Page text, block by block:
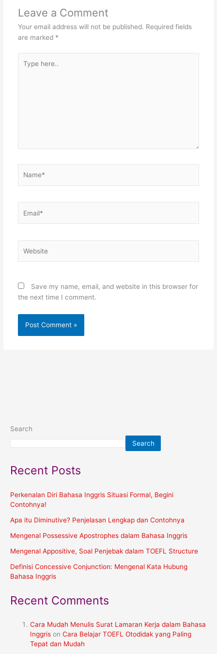
Leave a Comment
Your email address will not be published. Required fields
are marked *
here..
Save my name, email, and website in this browser for
the next time I comment.
Search
Search
Recent Posts
Perkenalan Diri Bahasa Inggris Situasi Formal, Begini
Contohnya!
Apa itu Diminutive? Penjelasan Lengkap dan Contohnya
Mengenal Possessive Apostrophes dalam Bahasa Inggris
Mengenal Appositive, Soal Penjebak dalam TOEFL Structure
Definisi Concessive Conjunction: Mengenal Kata Hubung
Bahasa Inggris
Recent Comments
Cara Mudah Menulis Surat Lamaran Kerja dalam Bahasa
Inggris onCara Belajar TOEFL Otodidak yang Paling
Tepat dan Mudah